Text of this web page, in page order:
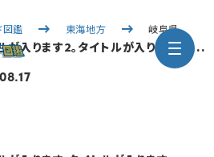
図鑑 東海地方 岐阜県
が入ります2。タイトルが入ります2。...